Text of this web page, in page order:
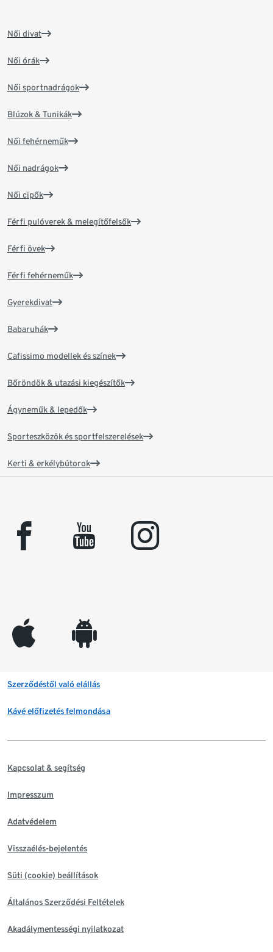
Női divat
Női órák
Női sportnadrágok
Blúzok & Tunikák
Női fehérneműk
Női nadrágok
Női cipők
Férfi pulóverek & melegítőfelsők
Férfi övek
Férfi fehérneműk
Gyerekdivat
Babaruhák
Cafissimo modellek és színek
Bőröndök & utazási kiegészítők
Ágyneműk & lepedők
Sporteszközök és sportfelszerelések
Kerti & erkélybútorok
facebook youtube instagram
appleinc android
Szerződéstől való elállás
Kávé előfizetés felmondása
Kapcsolat & segítség
Impresszum
Adatvédelem
Visszaélés-bejelentés
Süti (cookie) beállítások
Általános Szerződési Feltételek
Akadálymentességi nyilatkozat